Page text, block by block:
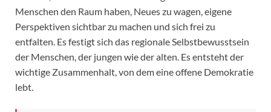
Menschen den Raum haben, Neues zu wagen, eigene
Perspektiven sichtbar zu machen und sich frei zu
entfalten. Es festigt sich das regionale Selbstbewusstsein
der Menschen, der jungen wie der alten. Es entsteht der
wichtige Zusammenhalt, von dem eine offene Demokratie
lebt.